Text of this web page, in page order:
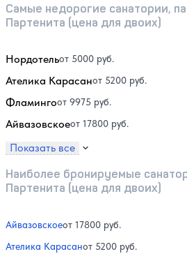
Самые недорогие санатории,
Партенита (цена для двоих)
Нордотельот 5000 руб.
Ателика Карасанот 5200 руб.
Фламингоот 9975 руб.
Айвазовскоеот 17800 руб.
Показать все
Наиболее бронируемые
Партенита (цена для двоих)
Айвазовскоеот 17800 руб.
Ателика Карасанот 5200 руб.